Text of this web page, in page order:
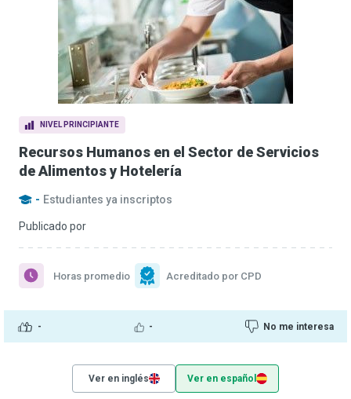
NIVEL PRINCIPIANTE
Recursos Humanos en el Sector de Servicios
de Alimentos y Hotelería
- Estudiantes ya inscriptos
Publicado por
- - No me interesa
Horas promedio Acreditado por CPD
Ver en inglés Ver en español